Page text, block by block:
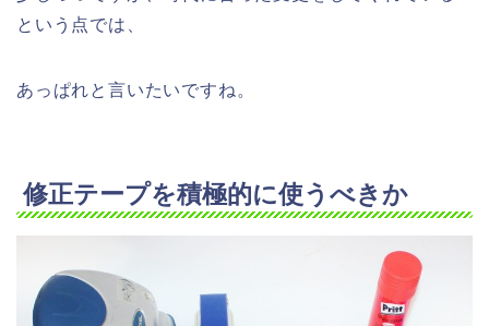
という点では、
あっぱれと言いたいですね。
修正テープを積極的に使うべきか